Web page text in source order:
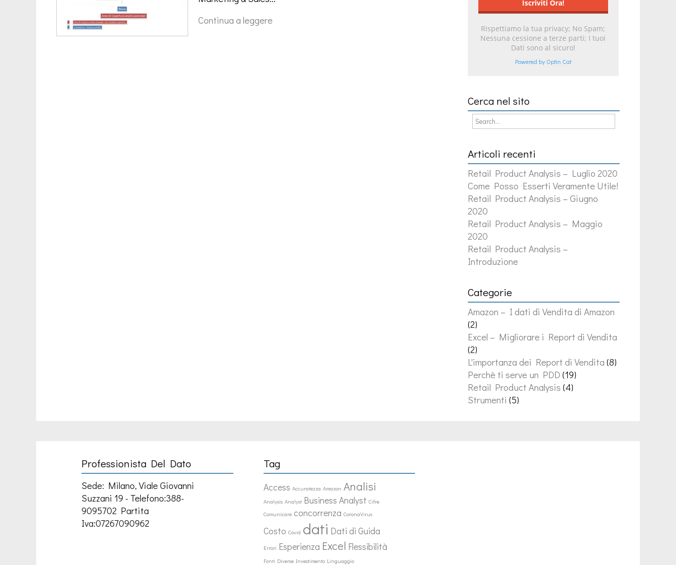
Continua a leggere
Rispettiamo la tua privacy; No Spam;
Nessuna cessione a terze parti; I tuoi
Dati sono al sicuro!
Powered by Optin Cat
Cerca nel sito
Articoli recenti
Retail Product Analysis – Luglio 2020
Come Posso Esserti Veramente Utile!
Retail Product Analysis – Giugno
2020
Retail Product Analysis – Maggio
2020
Retail Product Analysis –
Introduzione
Categorie
Amazon – I dati di Vendita di Amazon
(2)
Excel – Migliorare i Report di Vendita
(2)
L'importanza dei Report di Vendita (8)
Perchè ti serve un PDD (19)
Retail Product Analysis (4)
Strumenti (5)
Professionista Del Dato
Sede: Milano, Viale Giovanni
Suzzani 19 - Telefono:388-
9095702 Partita
Iva:07267090962
Tag
Access Accuratezza Amazon Analisi
Analysis Analyst Business Analyst Cifre
Comunicare concorrenza CoronaVirus
Costo Covid dati Dati di Guida
Errori Esperienza Excel Flessibilità
Fonti Diverse Investimento Linguaggio